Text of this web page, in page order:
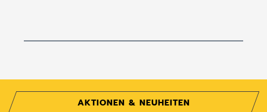
AKTIONEN & NEUHEITEN